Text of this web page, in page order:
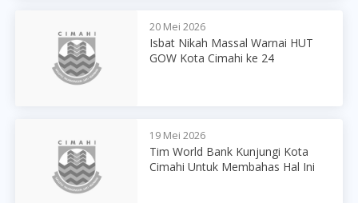
20 Mei 2026
Isbat Nikah Massal Warnai HUT
GOW Kota Cimahi ke 24
19 Mei 2026
Tim World Bank Kunjungi Kota
Cimahi Untuk Membahas Hal Ini